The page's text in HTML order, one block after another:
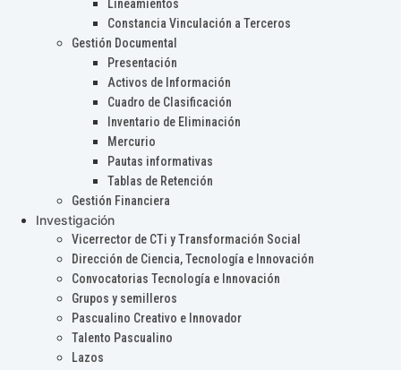
Lineamientos
Constancia Vinculación a Terceros
Gestión Documental
Presentación
Activos de Información
Cuadro de Clasificación
Inventario de Eliminación
Mercurio
Pautas informativas
Tablas de Retención
Gestión Financiera
Investigación
Vicerrector de CTi y Transformación Social
Dirección de Ciencia, Tecnología e Innovación
Convocatorias Tecnología e Innovación
Grupos y semilleros
Pascualino Creativo e Innovador
Talento Pascualino
Lazos